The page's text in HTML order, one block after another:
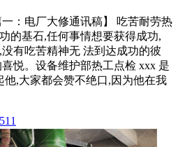
：电厂大修通讯稿】 吃苦耐劳热
的基石,任何事情想要获得成功,
有吃苦精神无 法到达成功的彼
悦。设备维护部热工点检 xxx 是
他,大家都会赞不绝口,因为他在我